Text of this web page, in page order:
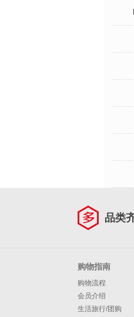
品类
购物指南
购物流程
会员介绍
生活旅行/团购